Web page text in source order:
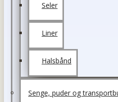
Seler
Liner
Halsbånd
Senge, puder og